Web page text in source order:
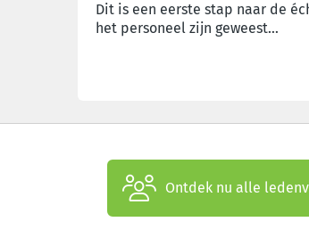
Dit is een eerste stap naar de
het personeel zijn geweest…
Ontdek nu alle